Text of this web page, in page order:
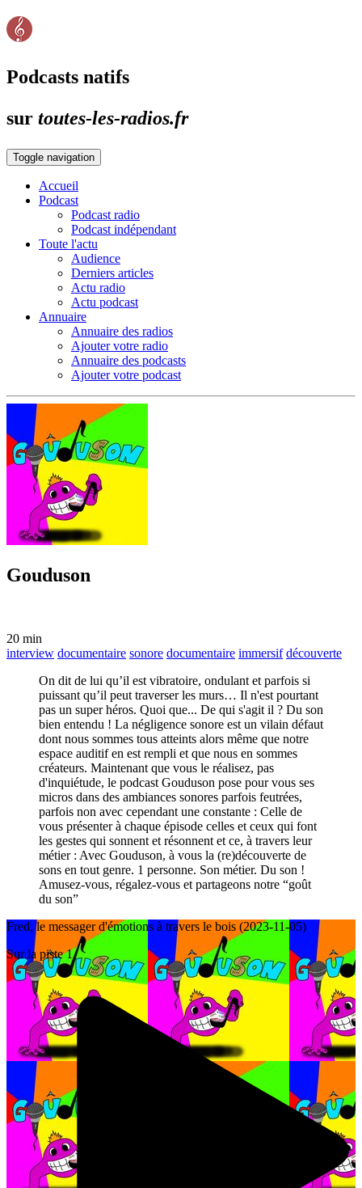
Podcasts natifs
sur toutes-les-radios.fr
Toggle navigation
Accueil
Podcast
Podcast radio
Podcast indépendant
Toute l'actu
Audience
Derniers articles
Actu radio
Actu podcast
Annuaire
Annuaire des radios
Ajouter votre radio
Annuaire des podcasts
Ajouter votre podcast
Gouduson
20 min
interview documentaire sonore documentaire immersif découverte
On dit de lui qu’il est vibratoire, ondulant et parfois si
puissant qu’il peut traverser les murs… Il n'est pourtant
pas un super héros. Quoi que... De qui s'agit il ? Du son
bien entendu ! La négligence sonore est un vilain défaut
dont nous sommes tous atteints alors même que notre
espace auditif en est rempli et que nous en sommes
créateurs. Maintenant que vous le réalisez, pas
d'inquiétude, le podcast Gouduson pose pour vous ses
micros dans des ambiances sonores parfois feutrées,
parfois non avec cependant une constante : Celle de
vous présenter à chaque épisode celles et ceux qui font
les gestes qui sonnent et résonnent et ce, à travers leur
métier : Avec Gouduson, à vous la (re)découverte de
sons en tout genre. 1 personne. Son métier. Du son !
Amusez-vous, régalez-vous et partageons notre “goût
du son”
Fred, le messager d'émotions à travers le bois (2023-11-05)
Sur la piste 1